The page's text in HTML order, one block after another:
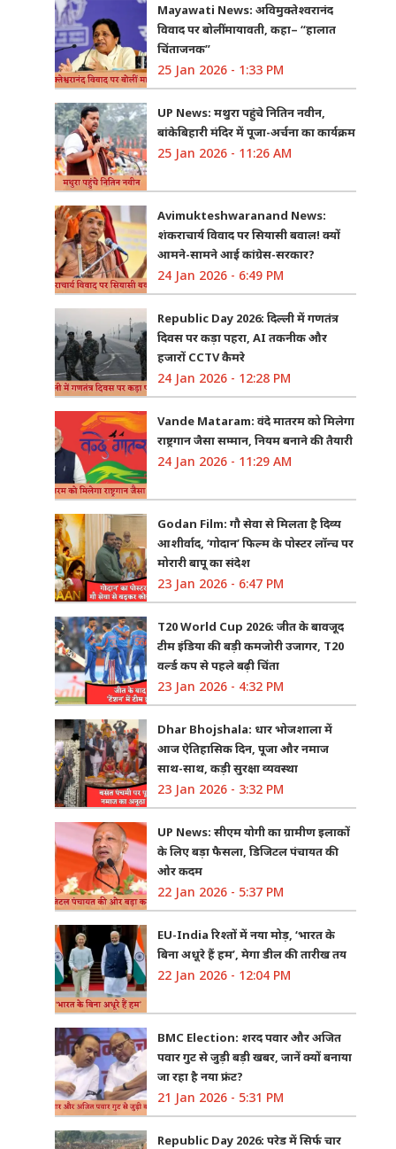
Mayawati News: अविमुक्तेश्वरानंद
विवाद पर बोलीं मायावती, कहा– “हालात
चिंताजनक”
25 Jan 2026 - 1:33 PM
UP News: मथुरा पहुंचे नितिन नवीन,
बांकेबिहारी मंदिर में पूजा-अर्चना का कार्यक्रम
25 Jan 2026 - 11:26 AM
Avimukteshwaranand News:
शंकराचार्य विवाद पर सियासी बवाल! क्यों
आमने-सामने आई कांग्रेस-सरकार?
24 Jan 2026 - 6:49 PM
Republic Day 2026: दिल्ली में गणतंत्र
दिवस पर कड़ा पहरा, AI तकनीक और
हजारों CCTV कैमरे
24 Jan 2026 - 12:28 PM
Vande Mataram: वंदे मातरम को मिलेगा
राष्ट्रगान जैसा सम्मान, नियम बनाने की तैयारी
24 Jan 2026 - 11:29 AM
Godan Film: गौ सेवा से मिलता है दिव्य
आशीर्वाद, ‘गोदान’ फिल्म के पोस्टर लॉन्च पर
मोरारी बापू का संदेश
23 Jan 2026 - 6:47 PM
T20 World Cup 2026: जीत के बावजूद
टीम इंडिया की बड़ी कमजोरी उजागर, T20
वर्ल्ड कप से पहले बढ़ी चिंता
23 Jan 2026 - 4:32 PM
Dhar Bhojshala: धार भोजशाला में
आज ऐतिहासिक दिन, पूजा और नमाज
साथ-साथ, कड़ी सुरक्षा व्यवस्था
23 Jan 2026 - 3:32 PM
UP News: सीएम योगी का ग्रामीण इलाकों
के लिए बड़ा फैसला, डिजिटल पंचायत की
ओर कदम
22 Jan 2026 - 5:37 PM
EU-India रिश्तों में नया मोड़, ‘भारत के
बिना अधूरे हैं हम’, मेगा डील की तारीख तय
22 Jan 2026 - 12:04 PM
BMC Election: शरद पवार और अजित
पवार गुट से जुड़ी बड़ी खबर, जानें क्यों बनाया
जा रहा है नया फ्रंट?
21 Jan 2026 - 5:31 PM
Republic Day 2026: परेड में सिर्फ चार